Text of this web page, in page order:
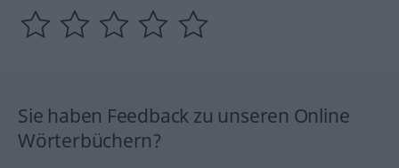
Sie haben Feedback zu unseren Online
Wörterbüchern?